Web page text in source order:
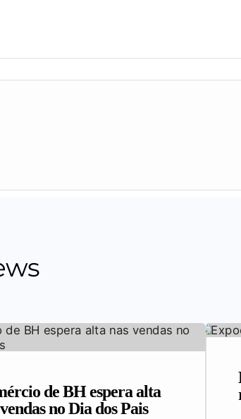
de BH espera alta
no Dia dos Pais